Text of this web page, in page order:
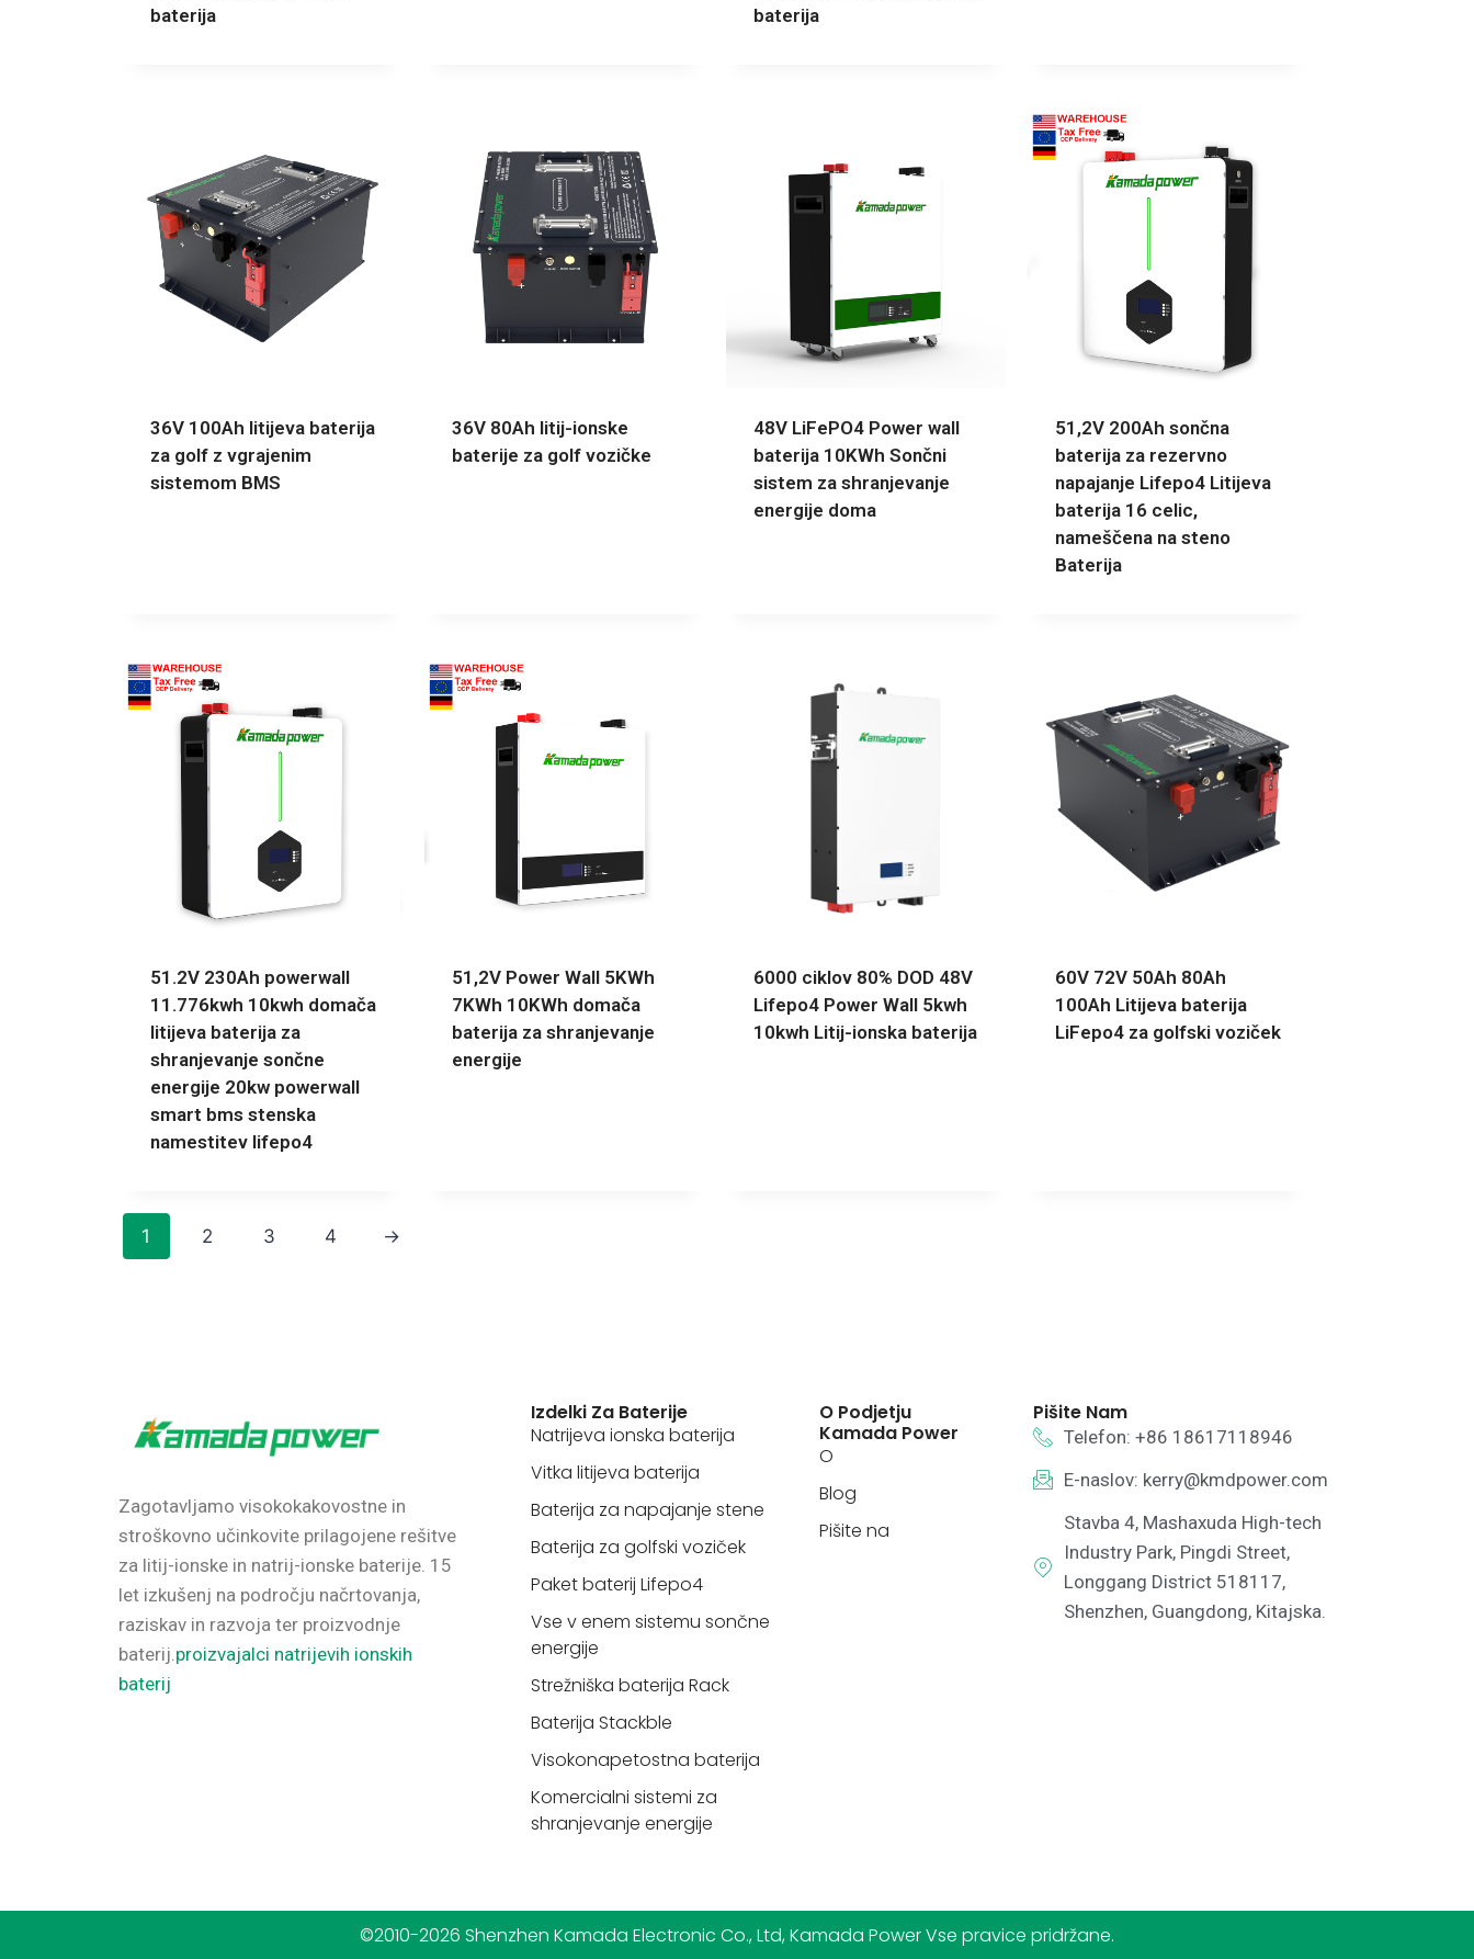
baterija
baterija
36V 100Ah litijeva baterija
za golf z vgrajenim
sistemom BMS
36V 80Ah litij-ionske
baterije za golf vozičke
48V LiFePO4 Power wall
baterija 10KWh Sončni
sistem za shranjevanje
energije doma
51,2V 200Ah sončna
baterija za rezervno
napajanje Lifepo4 Litijeva
baterija 16 celic,
nameščena na steno
Baterija
51.2V 230Ah powerwall
11.776kwh 10kwh domača
litijeva baterija za
shranjevanje sončne
energije 20kw powerwall
smart bms stenska
namestitev lifepo4
51,2V Power Wall 5KWh
7KWh 10KWh domača
baterija za shranjevanje
energije
6000 ciklov 80% DOD 48V
Lifepo4 Power Wall 5kwh
10kwh Litij-ionska baterija
60V 72V 50Ah 80Ah
100Ah Litijeva baterija
LiFepo4 za golfski voziček
1 2 3 4 →
Zagotavljamo visokokakovostne in
stroškovno učinkovite prilagojene rešitve
za litij-ionske in natrij-ionske baterije. 15
let izkušenj na področju načrtovanja,
raziskav in razvoja ter proizvodnje
baterij.proizvajalci natrijevih ionskih
baterij
Izdelki Za Baterije
Natrijeva ionska baterija
Vitka litijeva baterija
Baterija za napajanje stene
Baterija za golfski voziček
Paket baterij Lifepo4
Vse v enem sistemu sončne
energije
Strežniška baterija Rack
Baterija Stackble
Visokonapetostna baterija
Komercialni sistemi za
shranjevanje energije
O Podjetju
Kamada Power
O
Blog
Pišite na
Pišite Nam
Telefon: +86 18617118946
E-naslov: kerry@kmdpower.com
Stavba 4, Mashaxuda High-tech
Industry Park, Pingdi Street,
Longgang District 518117,
Shenzhen, Guangdong, Kitajska.
©2010-2026 Shenzhen Kamada Electronic Co., Ltd, Kamada Power Vse pravice pridržane.